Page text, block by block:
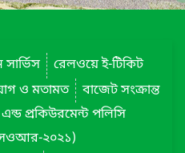
সার্ভিস
রেলওয়ে ই-টিকিট
ও মতামত
বাজেট সংক্রান্ত
প্রকিউরমেন্ট পলিসি
২০২১)